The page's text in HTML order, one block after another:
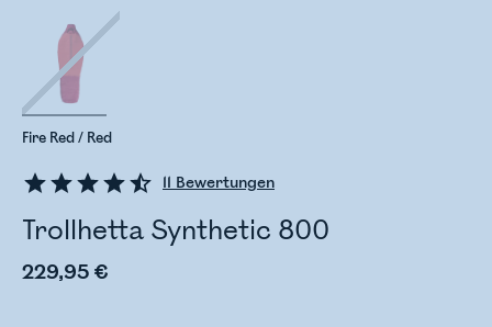
11 Bewertungen
Trollhetta Synthetic 800
229,95 €
Fire Red / Red